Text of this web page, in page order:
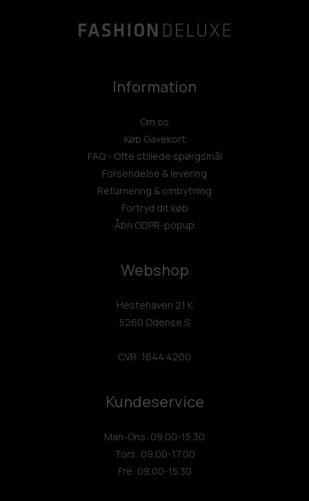
Information
Om os
Køb Gavekort
FAQ - Ofte stillede spørgsmål
Forsendelse & levering
Returnering & ombytning
Fortryd dit køb
Åbn GDPR-popup
Webshop
Hestehaven 21 K
5260 Odense S
CVR: 1644 4200
Kundeservice
Man-Ons: 09.00-15.30
Tors: 09.00-17.00
Fre: 09.00-15.30